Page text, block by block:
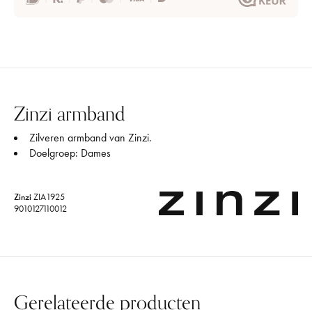
Zinzi armband
Zilveren armband van Zinzi.
Doelgroep: Dames
ZinziZIA1925
9010127110012
Gerelateerde producten